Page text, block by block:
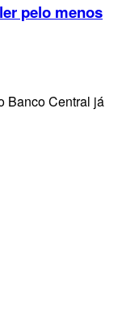
pelo menos
Banco Central já